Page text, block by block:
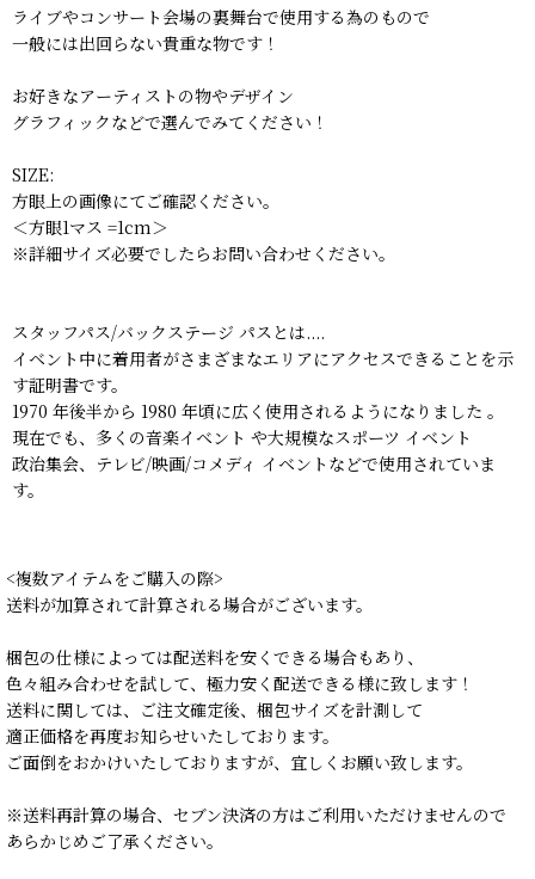
ライブやコンサート会場の裏舞台で使用する為のもので
一般には出回らない貴重な物です！
お好きなアーティストの物やデザイン
グラフィックなどで選んでみてください！
SIZE:
方眼上の画像にてご確認ください。
＜方眼1マス =1cm＞
※詳細サイズ必要でしたらお問い合わせください。
スタッフパス/バックステージ パスとは....
イベント中に着用者がさまざまなエリアにアクセスできることを示
す証明書です。
1970 年後半から 1980 年頃に広く使用されるようになりました 。
現在でも、多くの音楽イベント や大規模なスポーツ イベント
政治集会、テレビ/映画/コメディ イベントなどで使用されていま
す。
<複数アイテムをご購入の際>
送料が加算されて計算される場合がございます。
梱包の仕様によっては配送料を安くできる場合もあり、
色々組み合わせを試して、極力安く配送できる様に致します！
送料に関しては、ご注文確定後、梱包サイズを計測して
適正価格を再度お知らせいたしております。
ご面倒をおかけいたしておりますが、宜しくお願い致します。
※送料再計算の場合、セブン決済の方はご利用いただけませんので
あらかじめご了承ください。